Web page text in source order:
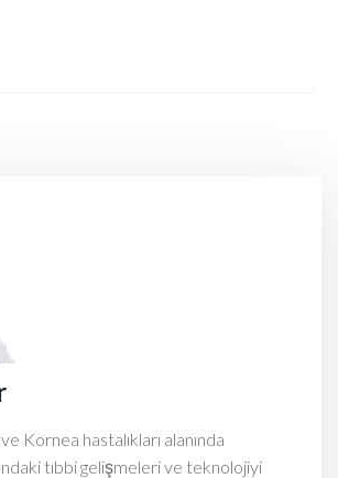
Kornea hastalıkları alanında
tıbbi gelişmeleri ve teknolojiyi